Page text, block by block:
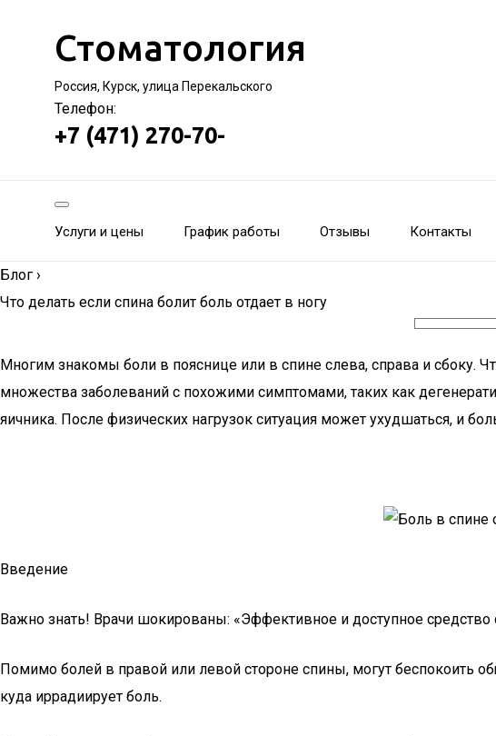
Стоматология
Россия, Курск, улица Перекальского
Телефон:
+7 (471) 270-70-
Услуги и цены График работы Отзывы Контакты
Блог ›
Что делать если спина болит боль отдает в ногу
Многим знакомы боли в пояснице или в спине слева, справа и сбоку.
множества заболеваний с похожими симптомами, таких как
яичника. После физических нагрузок ситуация может ухудшаться, и
Введение
Важно знать! Врачи шокированы: «Эффективное и доступное средство
Помимо болей в правой или левой стороне спины, могут беспокоить
куда иррадиирует боль.